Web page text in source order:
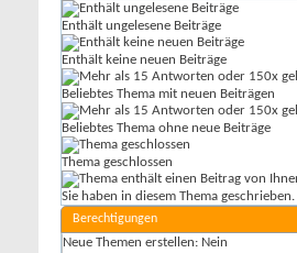
Enthält ungelesene Beiträge
Enthält keine neuen Beiträge
Beliebtes Thema mit neuen Beiträgen
Beliebtes Thema ohne neue Beiträge
Thema geschlossen
Sie haben in diesem Thema geschrieben.
Berechtigungen
Neue Themen erstellen: Nein